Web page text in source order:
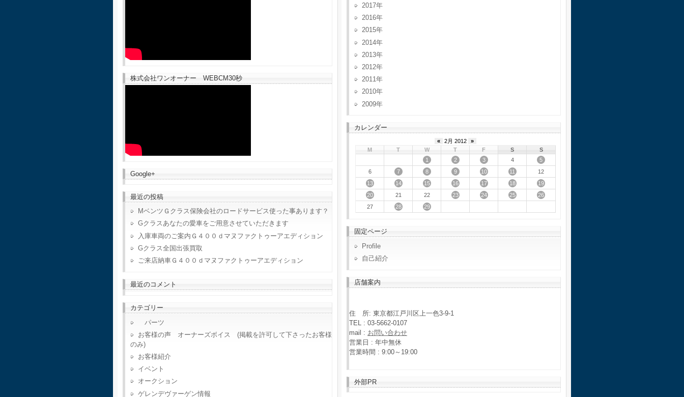
株式会社ワンオーナー WEBCM30秒
Google+
最近の投稿
MベンツＧクラス保険会社のロードサービス使った事あります？
Gクラスあなたの愛車をご用意させていただきます
入庫車両のご案内Ｇ４００ｄマヌファクトゥーアエディション
Gクラス全国出張買取
ご来店納車Ｇ４００ｄマヌファクトゥーアエディション
最近のコメント
カテゴリー
パーツ
お客様の声 オーナーズボイス (掲載を許可して下さったお客様
のみ)
お客様紹介
イベント
オークション
ゲレンデヴァーゲン情報
2017
2016
2015
2014
2013
2012
2011
2010
2009
カレンダー
« 2月 2012
»
M
T W T F S
S
1
2 3 4
5
6
7 8 9 10 11
12
13
14 15 16 17 18
19
20
21 22 23 24 25
26
27
28 29
固定ページ
Profile
自己紹介
店舗案内
住 所: 東京都江戸川区上一色3-9-1
TEL : 03-5662-0107
mail : お問い合わせ
営業日 : 年中無休
営業時間 : 9:00～19:00
外部PR